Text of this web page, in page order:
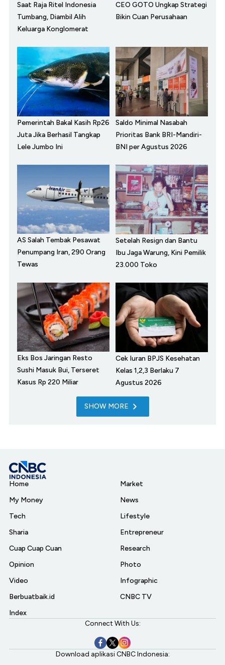
Saat Raja Ritel Indonesia
Tumbang, Diambil Alih
Keluarga Konglomerat
CEO GOTO Ungkap Strategi
Bikin Cuan Perusahaan
Pemerintah Bakal Kasih Rp26
Juta Jika Berhasil Tangkap
Lele Jumbo Ini
Saldo Minimal Nasabah
Prioritas Bank BRI-Mandiri-
BNI per Agustus 2026
AS Salah Tembak Pesawat
Penumpang Iran, 290 Orang
Tewas
Setelah Resign dan Bantu
Ibu Jaga Warung, Kini Pemilik
23.000 Toko
Eks Bos Jaringan Resto
Sushi Masuk Bui, Terseret
Kasus Rp 220 Miliar
Cek Iuran BPJS Kesehatan
Kelas 1,2,3 Berlaku 7
Agustus 2026
SHOW MORE
Home
My Money
Tech
Sharia
Cuap Cuap Cuan
Opinion
Video
Berbuatbaik.id
Index
Market
News
Lifestyle
Entrepreneur
Research
Photo
Infographic
CNBC TV
Connect With Us:
Download aplikasi CNBC Indonesia: